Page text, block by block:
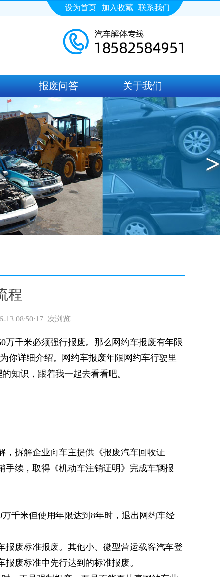
设为首页 | 加入收藏 | 联系我们
报废问答 关于我们
>
程
13 08:50:17 次浏览
千米必须强行报废。那么网约车报废有年限
你详细介绍。网约车报废年限网约车行驶里
的知识，跟着我一起去看看吧。
拆解企业向车主提供《报废汽车回收证
手续，取得《机动车注销证明》完成车辆报
千米但使用年限达到8年时，退出网约车经
废标准报废。其他小、微型营运载客汽车登
废标准中先行达到的标准报废。